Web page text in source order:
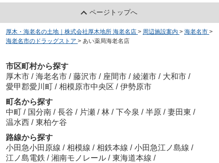
ページトップへ
厚木・海老名の土地｜株式会社厚木地所 海老名店 > 周辺施設案内 > 海老名市 >
海老名市のドラッグストア > あい薬局海老名店
市区町村から探す
厚木市 / 海老名市 / 藤沢市 / 座間市 / 綾瀬市 / 大和市 /
愛甲郡愛川町 / 相模原市中央区 / 伊勢原市
町名から探す
中町 / 国分南 / 長谷 / 片瀬 / 林 / 下今泉 / 半原 / 妻田東 /
温水西 / 東柏ケ谷
路線から探す
小田急小田原線 / 相模線 / 相鉄本線 / 小田急江ノ島線 /
江ノ島電鉄 / 湘南モノレール / 東海道本線 /